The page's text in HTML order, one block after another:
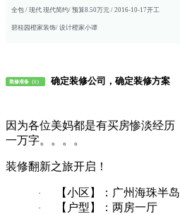
全包 / 现代 现代简约/ 预算8.50万元 / 2016-10-17开工
碧桂园橙家装饰/ 设计橙家小谭
装修准备（1） 确定装修公司，确定装修方案
因为各位美妈都是有买房惨淡经
一万字。。。。
装修翻新之旅开启！
· 【小区】：广州海珠半
· 【户型】：两房一厅